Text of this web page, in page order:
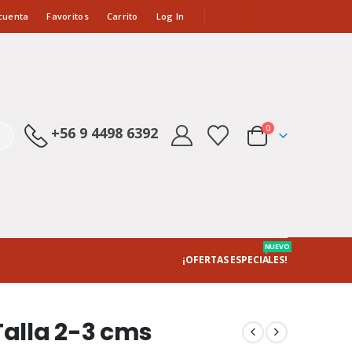
Favoritos Carrito Log In
+56 9 4498 6392 0
¡OFERTAS ESPECIALES!
NUEVO
2-3 cms